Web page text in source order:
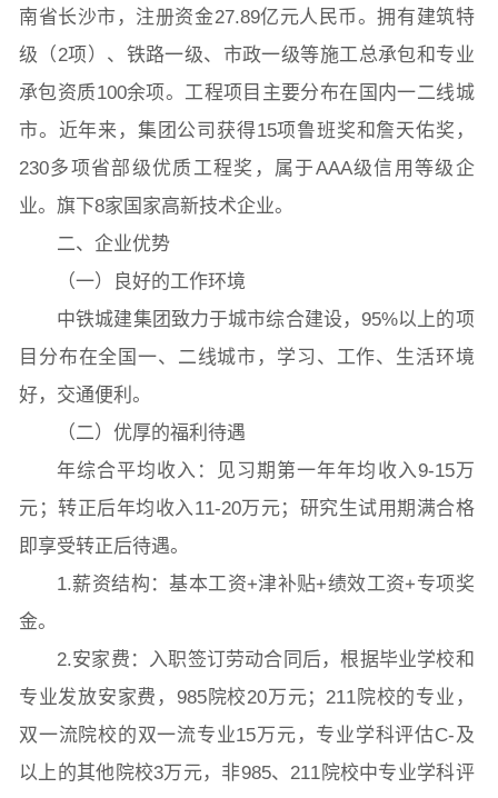
院长致词 学院简介 现任领导 各系介绍
南省长沙市，注册资金27.89亿元人民币。拥有建筑特
级（2项）、铁路一级、市政一级等施工总承包和专业
承包资质100余项。工程项目主要分布在国内一二线城
市。近年来，集团公司获得15项鲁班奖和詹天佑奖，
230多项省部级优质工程奖，属于AAA级信用等级企
业。旗下8家国家高新技术企业。
二、企业优势
（一）良好的工作环境
中铁城建集团致力于城市综合建设，95%以上的项
目分布在全国一、二线城市，学习、工作、生活环境
好，交通便利。
（二）优厚的福利待遇
年综合平均收入：见习期第一年年均收入9-15万
元；转正后年均收入11-20万元；研究生试用期满合格
即享受转正后待遇。
1.薪资结构：基本工资+津补贴+绩效工资+专项奖
金。
2.安家费：入职签订劳动合同后，根据毕业学校和
专业发放安家费，985院校20万元；211院校的专业，
双一流院校的双一流专业15万元，专业学科评估C-及
以上的其他院校3万元，非985、211院校中专业学科评